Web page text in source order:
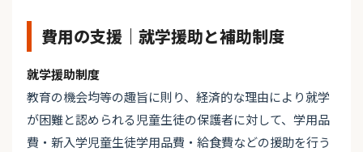
費用の支援｜就学援助と補助制度
就学援助制度
教育の機会均等の趣旨に則り、経済的な理由により就学
が困難と認められる児童生徒の保護者に対して、学用品
費・新入学児童生徒学用品費・給食費などの援助を行う